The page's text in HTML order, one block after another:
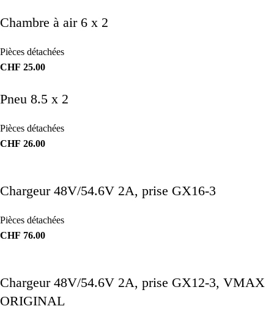
Chambre à air 6 x 2
Pièces détachées
CHF 25.00
Pneu 8.5 x 2
Pièces détachées
CHF 26.00
Chargeur 48V/54.6V 2A, prise GX16-3
Pièces détachées
CHF 76.00
Chargeur 48V/54.6V 2A, prise GX12-3, VMAX
ORIGINAL